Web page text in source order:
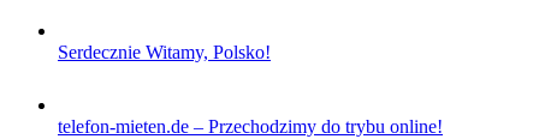
Serdecznie Witamy, Polsko!
telefon-mieten.de – Przechodzimy do trybu online!